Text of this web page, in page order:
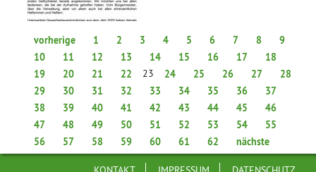
vorherige 1 2 3 4 5 6 7 8
9
10
11 12 13 14 15 16 17
18
19
20 21 22 23 24 25 26 27
28
29
30 31 32 33 34 35 36
37
38
39 40 41 42 43 44 45
46
47
48 49 50 51 52 53 54
55
56
57 58 59 60 61 62 nächste